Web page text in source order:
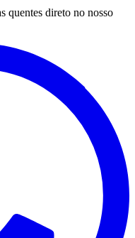
quentes direto no nosso